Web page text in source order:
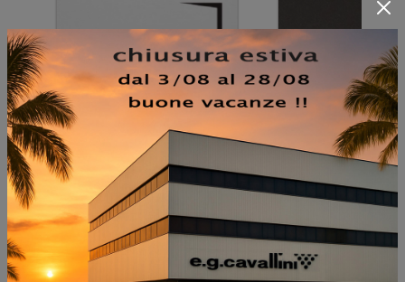
NON PERDERTI ANCHE: